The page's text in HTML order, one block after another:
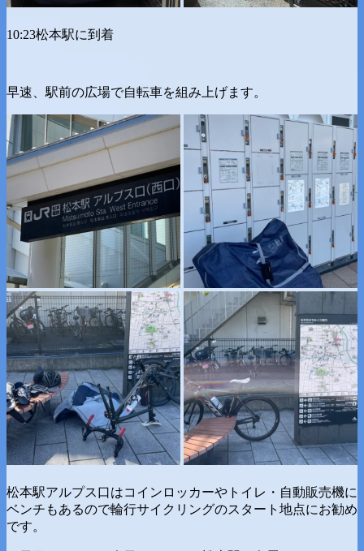
10:23松本駅に到着
早速、駅前の広場で自転車を組み上げます。
松本駅アルプス口はコインロッカーやトイレ・自動販売機に
ベンチもあるので輪行サイクリングのスタート地点にお勧め
です。